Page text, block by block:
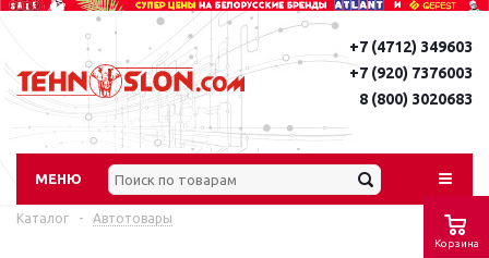
Корзина
+7 (4712) 349603
+7 (920) 7376003
8 (800) 3020683
МЕНЮ
Каталог - Автотовары